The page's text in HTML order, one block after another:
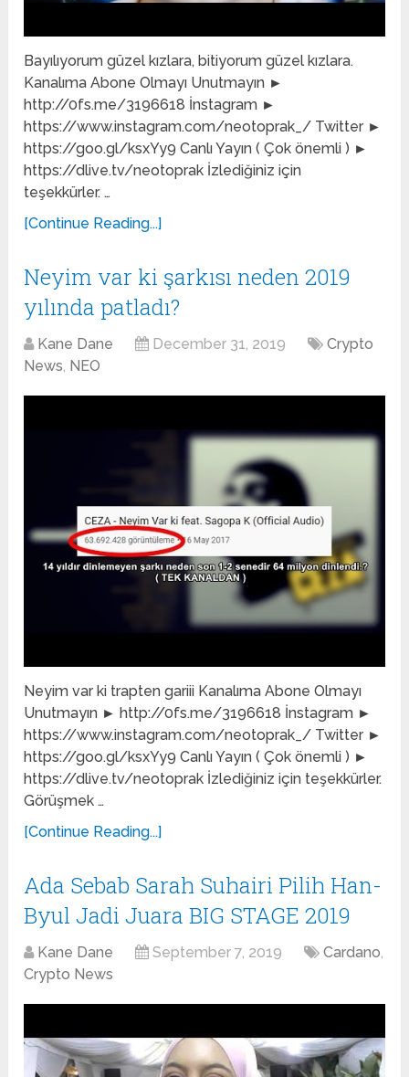
Bayılıyorum güzel kızlara, bitiyorum güzel kızlara.
Kanalıma Abone Olmayı Unutmayın ►
http://0fs.me/3196618 İnstagram ►
https://www.instagram.com/neotoprak_/ Twitter ►
https://goo.gl/ksxYy9 Canlı Yayın ( Çok önemli ) ►
https://dlive.tv/neotoprak İzlediğiniz için
teşekkürler. …
[Continue Reading...]
Neyim var ki şarkısı neden 2019
yılında patladı?
Kane Dane December 31, 2019
Crypto
News, NEO
Neyim var ki trapten gariii Kanalıma Abone Olmayı
Unutmayın ► http://0fs.me/3196618 İnstagram ►
https://www.instagram.com/neotoprak_/ Twitter ►
https://goo.gl/ksxYy9 Canlı Yayın ( Çok önemli ) ►
https://dlive.tv/neotoprak İzlediğiniz için teşekkürler.
Görüşmek …
[Continue Reading...]
Ada Sebab Sarah Suhairi Pilih Han-
Byul Jadi Juara BIG STAGE 2019
Kane Dane September 7, 2019 Cardano,
Crypto News